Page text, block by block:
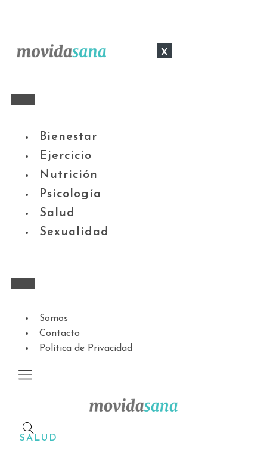
x
Bienestar
Ejercicio
Nutrición
Psicología
Salud
Sexualidad
Somos
Contacto
Política de Privacidad
SALUD